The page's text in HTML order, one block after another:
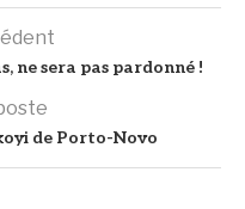
ne sera pas pardonné !
de Porto-Novo